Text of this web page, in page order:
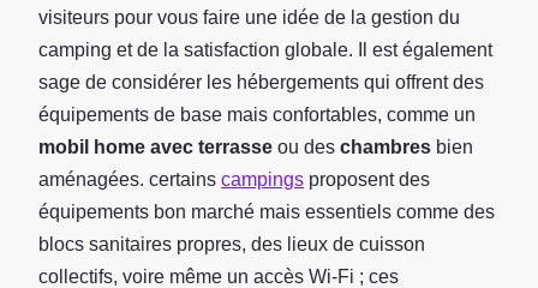
visiteurs pour vous faire une idée de la gestion du
camping et de la satisfaction globale. Il est également
sage de considérer les hébergements qui offrent des
équipements de base mais confortables, comme un
mobil home avec terrasse ou des chambres bien
aménagées. certains campings proposent des
équipements bon marché mais essentiels comme des
blocs sanitaires propres, des lieux de cuisson
collectifs, voire même un accès Wi-Fi ; ces